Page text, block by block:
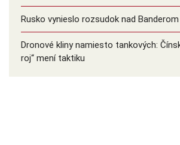
Rusko vynieslo rozsudok nad
Dronové kliny namiesto tankových:
roj“ mení taktiku